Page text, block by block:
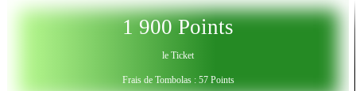
1 900 Points
le Ticket
Frais de Tombolas : 57 Points